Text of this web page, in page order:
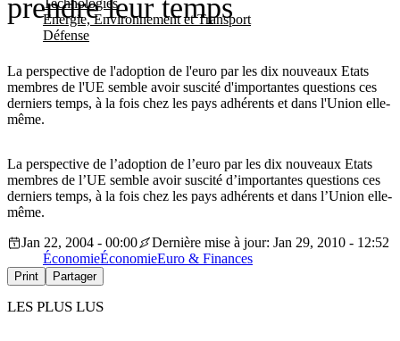
Energie, Environnement et Transport
Défense
prendre leur temps
La perspective de l'adoption de l'euro par les dix nouveaux Etats
membres de l'UE semble avoir suscité d'importantes questions ces
derniers temps, à la fois chez les pays adhérents et dans l'Union elle-
même.
La perspective de l’adoption de l’euro par les dix nouveaux Etats
membres de l’UE semble avoir suscité d’importantes questions ces
derniers temps, à la fois chez les pays adhérents et dans l’Union elle-
même.
Jan 22, 2004 - 00:00
Dernière mise à jour: Jan 29, 2010 - 12:52
ÉconomieÉconomieEuro & Finances
Print Partager
LES PLUS LUS